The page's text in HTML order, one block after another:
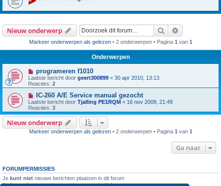
Nieuw onderwerp Zoek
Markeer onderwerpen als gelezen• 2 onderwerpen • Pagina 1 van 1
Onderwerpen
programeren f1010
Laatste bericht door geert300899 « 30 apr 2010, 13:13
Reacties: 2
IC-260 A/E Service manual gezocht
Laatste bericht door Tjalling PE1RQM « 16 nov 2009, 21:49
Reacties: 3
Nieuw onderwerp
Markeer onderwerpen als gelezen• 2 onderwerpen • Pagina 1 van 1
Ga naar
FORUMPERMISSIES
Je kunt niet nieuwe berichten plaatsen in dit forum